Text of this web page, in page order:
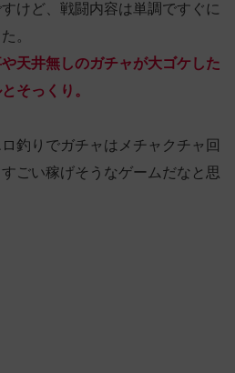
けど、戦闘内容は単調ですぐに
。
天井無しのガチャが大ゴケした
そっくり。
釣りでガチャはメチャクチャ回
ごい稼げそうなゲームだなと思